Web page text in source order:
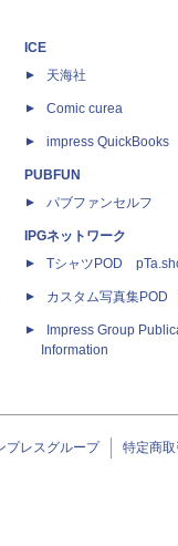
ICE
天海社
Comic curea
impress QuickBooks
PUBFUN
パブファンセルフ
IPGネットワーク
TシャツPOD
カスタム写真集
Impress Group
Information
プレスグループ 特定商